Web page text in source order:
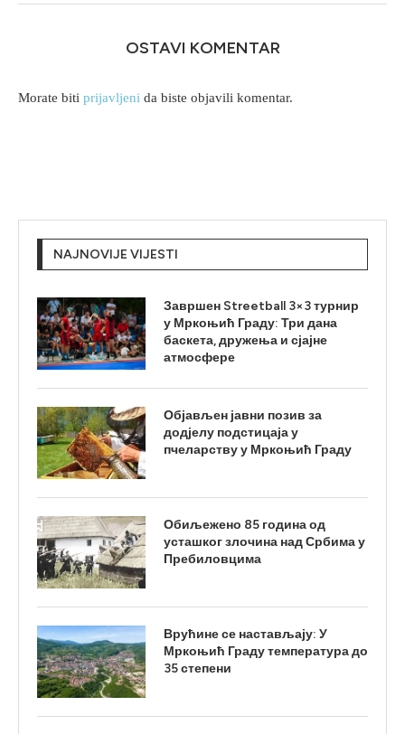
OSTAVI KOMENTAR
Morate biti prijavljeni da biste objavili komentar.
NAJNOVIJE VIJESTI
Завршен Streetball 3×3 турнир
у Мркоњић Граду: Три дана
баскета, дружења и сјајне
атмосфере
Објављен јавни позив за
додјелу подстицаја у
пчеларству у Мркоњић Граду
Обиљежено 85 година од
усташког злочина над Србима у
Пребиловцима
Врућине се настављају: У
Мркоњић Граду температура до
35 степени